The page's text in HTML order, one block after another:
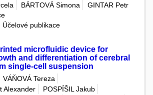
BÁRTOVÁ Simona
GINTAR Petr
publikace
microfluidic device for
and differentiation of cerebral
single-cell suspension
VÁŇOVÁ Tereza
Alexander
POSPÍŠIL Jakub